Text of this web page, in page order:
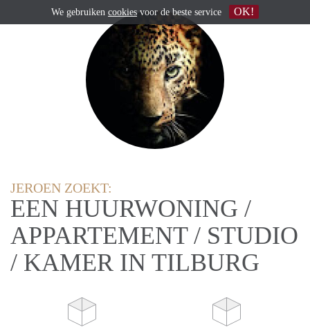
JEROEN ZOEKT:
EEN HUURWONING /
APPARTEMENT / STUDIO
/ KAMER IN TILBURG
We gebruiken cookiesvoor de beste service OK!